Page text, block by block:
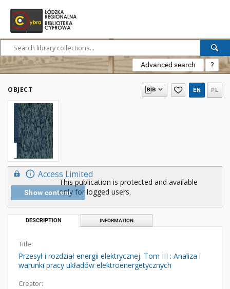
Advanced search ?
OBJECT EN PL
Access Limited
Show content
This publication is protected and available
only for logged users.
DESCRIPTION INFORMATION
Title:
Przesył i rozdział energii elektrycznej. Tom III : Analiza i
warunki pracy układów elektroenergetycznych
Creator: